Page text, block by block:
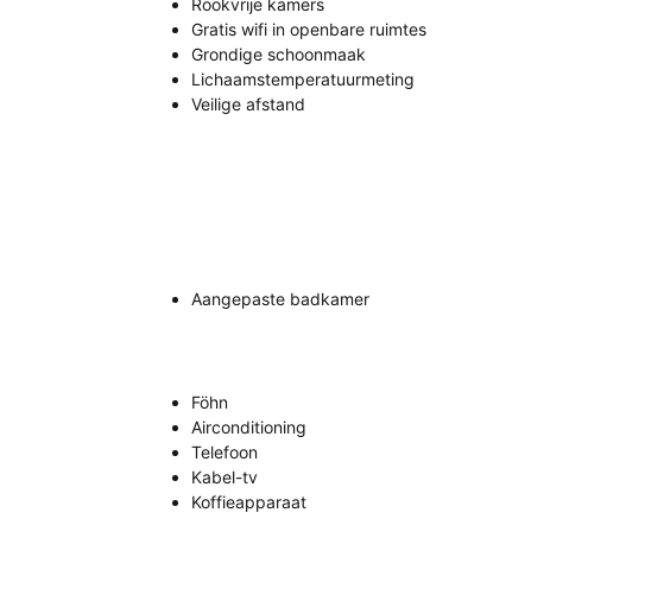
Rookvrije kamers
Gratis wifi in openbare ruimtes
Grondige schoonmaak
Lichaamstemperatuurmeting
Veilige afstand
Aangepaste badkamer
Föhn
Airconditioning
Telefoon
Kabel-tv
Koffieapparaat